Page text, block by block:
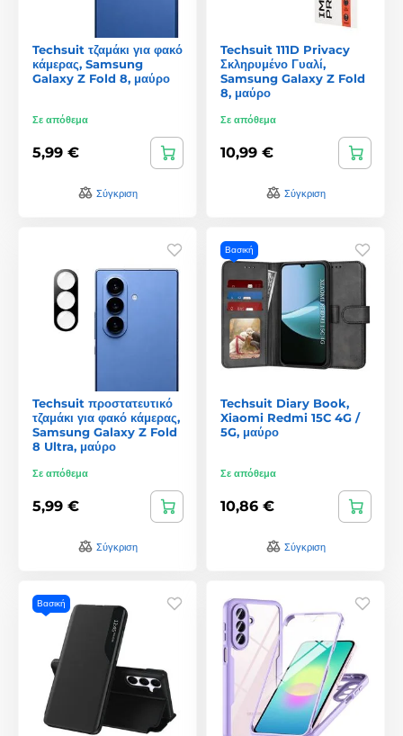
Techsuit τζαμάκι για φακό
κάμερας, Samsung
Galaxy Z Fold 8, μαύρο
Σε απόθεμα
5,99 €
Σύγκριση
Techsuit 111D Privacy
Σκληρυμένο Γυαλί,
Samsung Galaxy Z Fold
8, μαύρο
Σε απόθεμα
10,99 €
Σύγκριση
Techsuit προστατευτικό
τζαμάκι για φακό κάμερας,
Samsung Galaxy Z Fold
8 Ultra, μαύρο
Σε απόθεμα
5,99 €
Σύγκριση
Βασική
Techsuit Diary Book,
Xiaomi Redmi 15C 4G /
5G, μαύρο
Σε απόθεμα
10,86 €
Σύγκριση
Βασική